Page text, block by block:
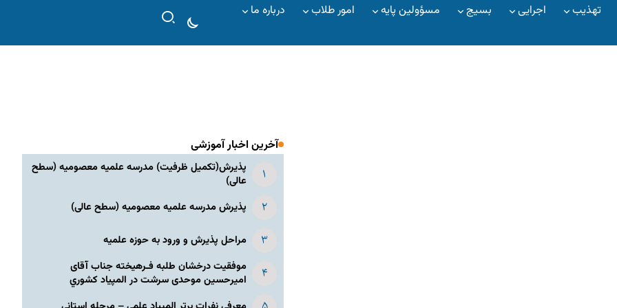
تهذیب اجرایی بسیج مسؤولین پایه امور طلاب درباره ما
آخرین اخبار آموزشی
پذیرش(تکمیل ظرفیت) مدرسه علمیه معصومیه‌ (سطح
عالی)
پذیرش مدرسه علمیه معصومیه‌ (سطح عالی)
مراحل پذیرش و ورود به حوزه علمیه
موفقیت درخشان طلبه فـرهیخته جناب آقای
امیرحسین موحدی سرشت در المپياد كشوري